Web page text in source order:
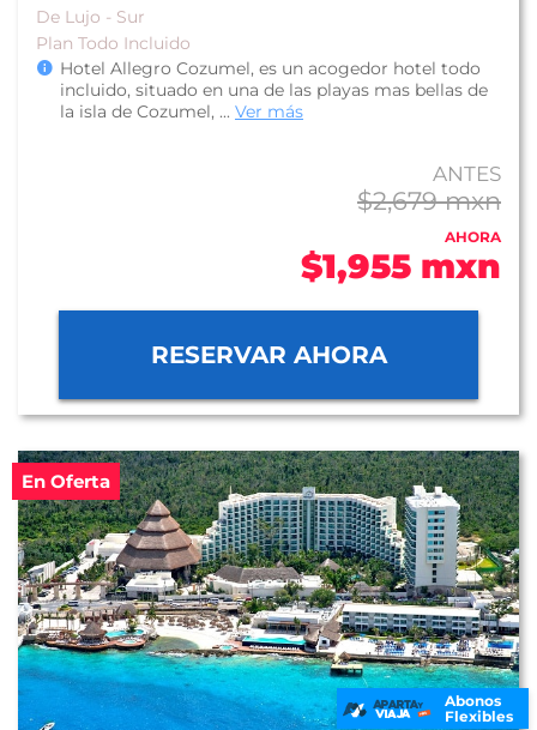
De Lujo - Sur
Plan Todo Incluido
Hotel Allegro Cozumel, es un acogedor hotel todo
incluido, situado en una de las playas mas bellas de
la isla de Cozumel, ... Ver más
ANTES
$2,679 mxn
AHORA
$1,955 mxn
RESERVAR AHORA
En Oferta
Abonos
Flexibles